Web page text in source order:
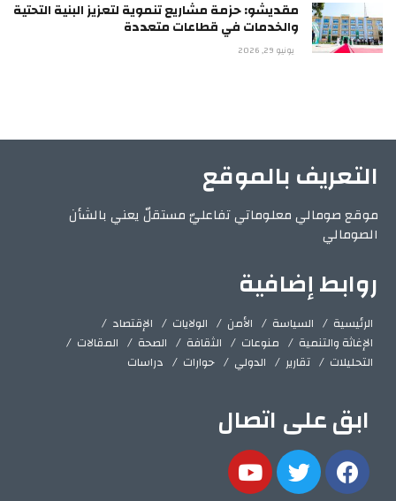
مقديشو: حزمة مشاريع تنموية لتعزيز البنية التحتية
والخدمات في قطاعات متعددة
يونيو 29, 2026
التعريف بالموقع
موقع صومالي معلوماتي تفاعليّ مستقلّ يعني بالشأن
الصومالي
روابط إضافية
الرئيسية السياسة الأمن الولايات
الإقتصاد
الإغاثة والتنمية
منوعات الثقافة الصحة
المقالات
التحليلات
تقارير الدولي حوارات دراسات
ابق على اتصال